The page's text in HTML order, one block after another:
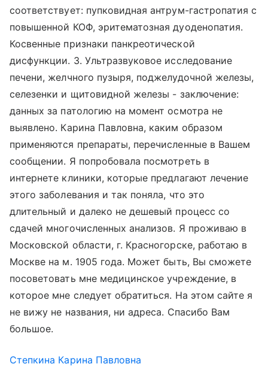
соответствует: пупковидная антрум-гастропатия с
повышенной КОФ, эритематозная дуоденопатия.
Косвенные признаки панкреотической
дисфункции. 3. Ультразвуковое исследование
печени, желчного пузыря, поджелудочной железы,
селезенки и щитовидной железы - заключение:
данных за патологию на момент осмотра не
выявлено. Карина Павловна, каким образом
применяются препараты, перечисленные в Вашем
сообщении. Я попробовала посмотреть в
интернете клиники, которые предлагают лечение
этого заболевания и так поняла, что это
длительный и далеко не дешевый процесс со
сдачей многочисленных анализов. Я проживаю в
Московской области, г. Красногорске, работаю в
Москве на м. 1905 года. Может быть, Вы сможете
посоветовать мне медицинское учреждение, в
которое мне следует обратиться. На этом сайте я
не вижу не названия, ни адреса. Спасибо Вам
большое.
Степкина Карина Павловна